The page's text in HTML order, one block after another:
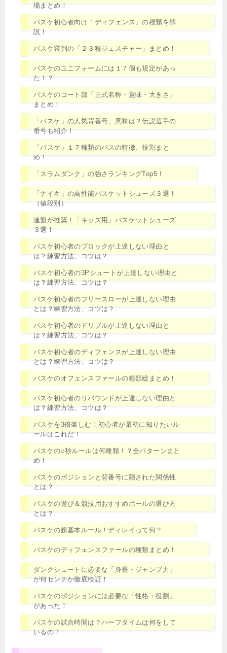
場まとめ！
バスケ初心者向け「ディフェンス」の種類を解
説！
バスケ審判の「２３種ジェスチャー」まとめ！
バスケのユニフォームには１７個も規定があっ
た！？
バスケのコート部「正式名称・意味・大きさ」
まとめ！
「バスケ」の人気背番号、意味は？伝説選手の
番号も紹介！
「バスケ」１７種類のパスの特徴、役割まと
め！
「スラムダンク」の強さランキングTop5！
「ナイキ」の高性能バスケットシューズ３選！
（値段別）
連盟が推奨！「キッズ用」バスケットシューズ
３選！
バスケ初心者のブロックが上達しない理由と
は？練習方法、コツは？
バスケ初心者の3Pシュートが上達しない理由と
は？練習方法、コツは？
バスケ初心者のフリースローが上達しない理由
とは？練習方法、コツは？
バスケ初心者のドリブルが上達しない理由と
は？練習方法、コツは？
バスケ初心者のディフェンスが上達しない理由
とは？練習方法、コツは？
バスケのオフェンスファールの種類総まとめ！
バスケ初心者のリバウンドが上達しない理由と
は？練習方法、コツは？
バスケを3倍楽しむ！初心者が最初に知りたいル
ールはこれだ！
バスケの○秒ルールは何種類！？全パターンまと
め！
バスケのポジションと背番号に隠された関係性
とは？
バスケの遊び＆競技用おすすめボールの選び方
とは？
バスケの超基本ルール！ディレイって何？
バスケのディフェンスファールの種類まとめ！
ダンクシュートに必要な「身長・ジャンプ力」
が何センチか徹底検証！
バスケのポジションには必要な「性格・役割」
があった！
バスケの試合時間は？ハーフタイムは何をして
いるの？